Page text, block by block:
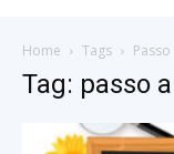
Home Tags
Tag: passo